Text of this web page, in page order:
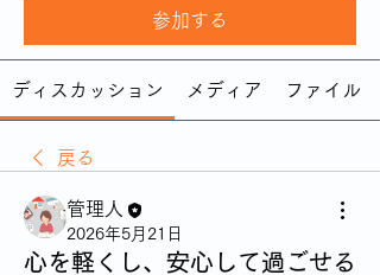
参加する
ディスカッション メディア ファイル
戻る
管理人
2026年5月21日
心を軽くし、安心して過ごせる